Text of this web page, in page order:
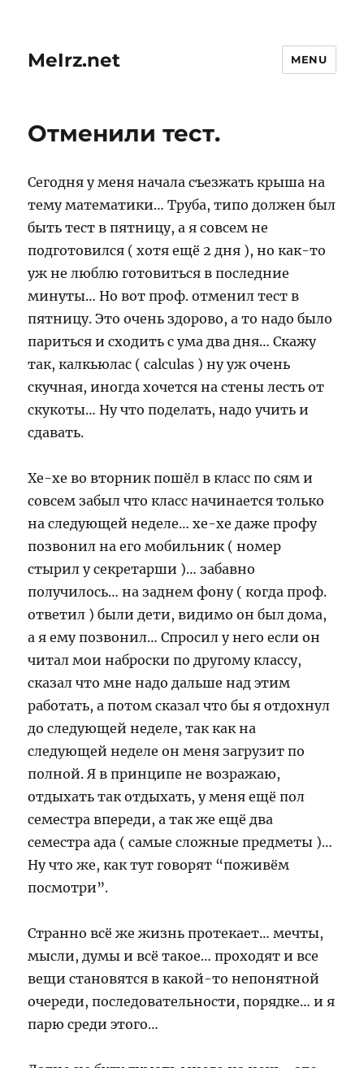
MeIrz.net MENU
Отменили тест.
Сегодня у меня начала съезжать крыша на
тему математики… Труба, типо должен был
быть тест в пятницу, а я совсем не
подготовился ( хотя ещё 2 дня ), но как-то
уж не люблю готовиться в последние
минуты… Но вот проф. отменил тест в
пятницу. Это очень здорово, а то надо было
париться и сходить с ума два дня… Скажу
так, калкьюлас ( calculas ) ну уж очень
скучная, иногда хочется на стены лесть от
скукоты… Ну что поделать, надо учить и
сдавать.
Хе-хе во вторник пошёл в класс по сям и
совсем забыл что класс начинается только
на следующей неделе… хе-хе даже профу
позвонил на его мобильник ( номер
стырил у секретарши )… забавно
получилось… на заднем фону ( когда проф.
ответил ) были дети, видимо он был дома,
а я ему позвонил… Спросил у него если он
читал мои наброски по другому классу,
сказал что мне надо дальше над этим
работать, а потом сказал что бы я отдохнул
до следующей неделе, так как на
следующей неделе он меня загрузит по
полной. Я в принципе не возражаю,
отдыхать так отдыхать, у меня ещё пол
семестра впереди, а так же ещё два
семестра ада ( самые сложные предметы )…
Ну что же, как тут говорят “поживём
посмотри”.
Странно всё же жизнь протекает… мечты,
мысли, думы и всё такое… проходят и все
вещи становятся в какой-то непонятной
очереди, последовательности, порядке… и я
парю среди этого…